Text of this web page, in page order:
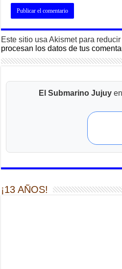
Este sitio usa Akismet para
procesan los datos de tus
El Submarino Jujuy
¡13 AÑOS!